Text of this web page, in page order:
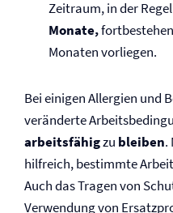
Zeitraum, in der
Monate,
Monaten vorliegen.
Bei einigen Allergien und
veränderte
arbeitsfähigzu bleiben.
hilfreich, bestimmte
Auch das Tragen von
Verwendung von